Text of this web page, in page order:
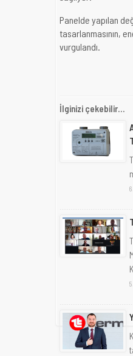
Panelde yapılan
tasarlanmasının,
vurgulandı.
İlginizi çekebilir...